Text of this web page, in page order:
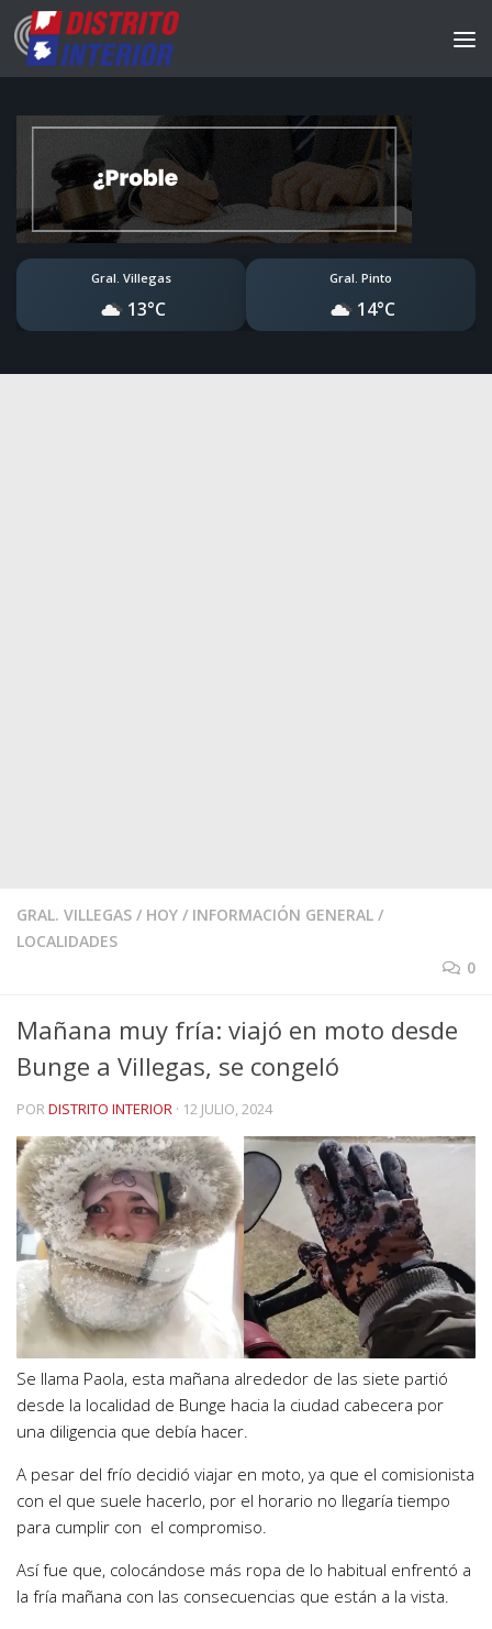
Gral. Villegas
13°C
Gral. Pinto
14°C
GRAL. VILLEGAS / HOY / INFORMACIÓN GENERAL /
LOCALIDADES
0
Mañana muy fría: viajó en moto desde
Bunge a Villegas, se congeló
PORDISTRITO INTERIOR · 12 JULIO, 2024
Se llama Paola, esta mañana alrededor de las siete partió
desde la localidad de Bunge hacia la ciudad cabecera por
una diligencia que debía hacer.
A pesar del frío decidió viajar en moto, ya que el comisionista
con el que suele hacerlo, por el horario no llegaría tiempo
para cumplir con el compromiso.
Así fue que, colocándose más ropa de lo habitual enfrentó a
la fría mañana con las consecuencias que están a la vista.